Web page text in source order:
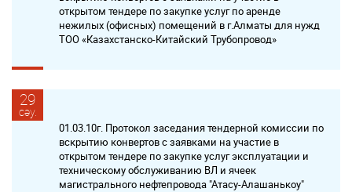
открытом тендере по закупке услуг по аренде
нежилых (офисных) помещений в г.Алматы для нужд
ТОО «Казахстанско-Китайский Трубопровод»
29
сәу.
01.03.10г. Протокол заседания тендерной комиссии по
вскрытию конвертов с заявками на участие в
открытом тендере по закупке услуг эксплуатации и
техническому обслуживанию ВЛ и ячеек
магистрального нефтепровода "Атасу-Алашанькоу"